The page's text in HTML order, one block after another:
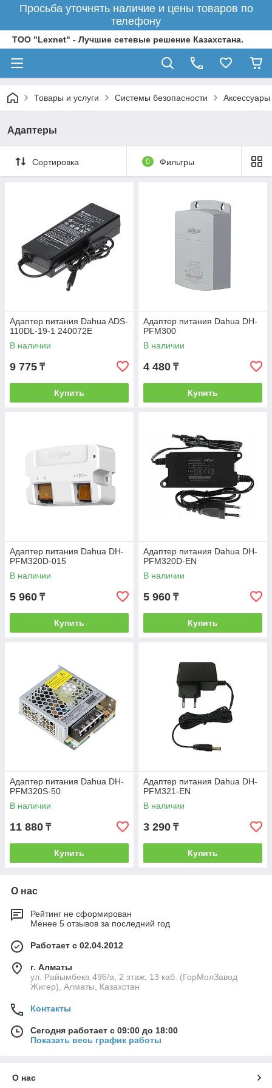
Просьба уточнять наличие и цены товаров по
телефону
ТОО "Lexnet" - Лучшие сетевые решение Казахстана.
Товары и услуги Системы безопасности Аксессуары
Адаптеры
Сортировка 0 Фильтры
Адаптер питания Dahua ADS-
110DL-19-1 240072E
В наличии
9 775 ₸
Купить
Адаптер питания Dahua DH-
PFM300
В наличии
4 480 ₸
Купить
Адаптер питания Dahua DH-
PFM320D-015
В наличии
5 960 ₸
Купить
Адаптер питания Dahua DH-
PFM320D-EN
В наличии
5 960 ₸
Купить
Адаптер питания Dahua DH-
PFM320S-50
В наличии
11 880 ₸
Купить
Адаптер питания Dahua DH-
PFM321-EN
В наличии
3 290 ₸
Купить
О нас
Рейтинг не сформирован
Менее 5 отзывов за последний год
Работает с 02.04.2012
г. Алматы
ул. Райымбека 496/а, 2 этаж, 13 каб. (ГорМолЗавод
Жигер), Алматы, Казахстан
Контакты
Сегодня работает с 09:00 до 18:00
Показать весь график работы
О нас